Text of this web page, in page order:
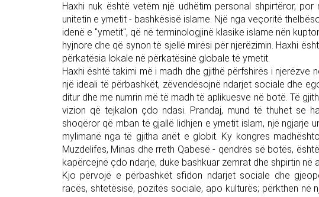
Haxhi nuk është vetëm një udhëtim personal shpirtëror,
unitetin e ymetit - bashkësisë islame. Një nga veçoritë
idenë e "ymetit", që në terminologjinë klasike islame nën
hyjnore dhe që synon të sjellë mirësi për njerëzimin. Haxhi
përkatësia lokale në përkatësinë globale të ymetit.
Haxhi është takimi më i madh dhe gjithë përfshirës i njerëzve
një ideali të përbashkët, zëvendësojnë ndarjet sociale dhe
ditur dhe me numrin më të madh të aplikuesve në botë. Të
vizion që tejkalon çdo ndasi. Prandaj, mund të thuhet se
shoqëror që mban të gjallë lidhjen e ymetit islam, një ngjarje
mylimanë nga të gjitha anët e globit. Ky kongres
Muzdelifes, Minas dhe rreth Qabesë - qendrës së botës,
kapërcejnë çdo ndarje, duke bashkuar zemrat dhe shpirtin në
Kjo përvojë e përbashkët sfidon ndarjet sociale dhe
racës, shtetësisë, pozitës sociale, apo kulturës; përkthen në